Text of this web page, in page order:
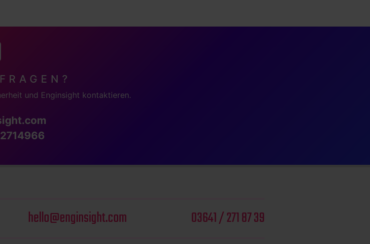
und Enginsight kontaktieren.
hello@enginsight.com 03641 / 271 87 39